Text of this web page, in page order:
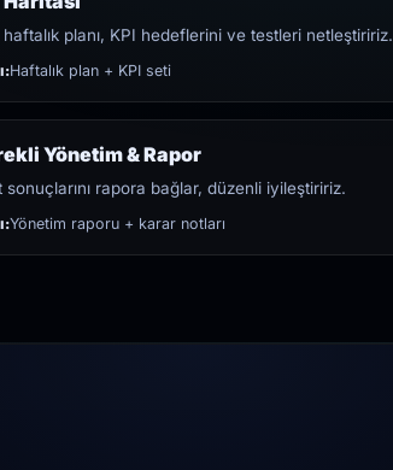
planı, KPI hedeflerini ve testleri netleştiririz.
Haftalık plan + KPI seti
Yönetim & Rapor
sonuçlarını rapora bağlar, düzenli iyileştiririz.
Yönetim raporu + karar notları